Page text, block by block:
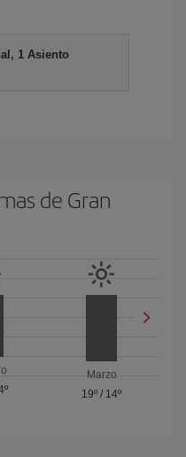
1 Asiento
de Gran
Marzo
19º / 14º